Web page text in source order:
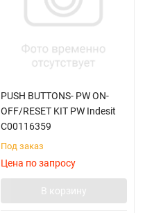
PUSH BUTTONS- PW ON-
OFF/RESET KIT PW Indesit
C00116359
Под заказ
Цена по запросу
В корзину